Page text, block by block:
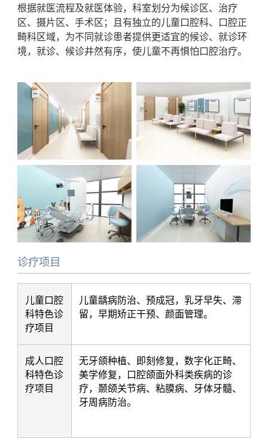
根据就医流程及就医体验，科室划分为候诊区、治疗
区、摄片区、手术区；且有独立的儿童口腔科、口腔正
畸科区域，为不同就诊患者提供更适宜的候诊、就诊环
境，就诊、候诊井然有序，使儿童不再惧怕口腔治疗。
诊疗项目
儿童口腔
科特色诊
疗项目
儿童龋病防治、预成冠，乳牙早失、滞
留，早期矫正干预、颜面管理。
成人口腔
科特色诊
疗项目
无牙颌种植、即刻修复，数字化正畸、
美学修复，口腔颌面外科类疾病的诊
疗，颞颌关节病、粘膜病、牙体牙髓、
牙周病防治。